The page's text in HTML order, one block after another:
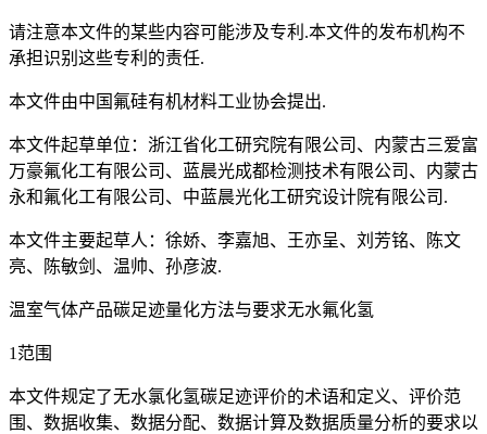
请注意本文件的某些内容可能涉及专利.本文件的发布机构不
承担识别这些专利的责任.
本文件由中国氟硅有机材料工业协会提出.
本文件起草单位：浙江省化工研究院有限公司、内蒙古三爱富
万豪氟化工有限公司、蓝晨光成都检测技术有限公司、内蒙古
永和氟化工有限公司、中蓝晨光化工研究设计院有限公司.
本文件主要起草人：徐娇、李嘉旭、王亦呈、刘芳铭、陈文
亮、陈敏剑、温帅、孙彦波.
温室气体产品碳足迹量化方法与要求无水氟化氢
1范围
本文件规定了无水氯化氢碳足迹评价的术语和定义、评价范
围、数据收集、数据分配、数据计算及数据质量分析的要求以